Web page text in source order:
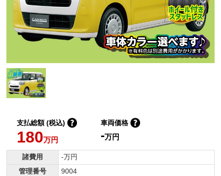
支払総額 (税込)
180万円
車両価格
-万円
諸費用
-万円
管理番号
9004